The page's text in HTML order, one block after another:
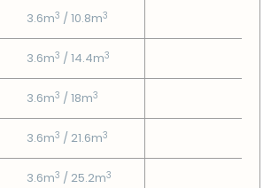
3.6m3 / 10.8m3
3.6m3 / 14.4m3
3.6m3 / 18m3
3.6m3 / 21.6m3
3.6m3 / 25.2m3